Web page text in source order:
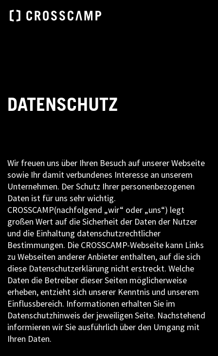
DATENSCHUTZ
Wir freuen uns über Ihren Besuch auf unserer Webseite
sowie Ihr damit verbundenes Interesse an unserem
Unternehmen. Der Schutz Ihrer personenbezogenen
Daten ist für uns sehr wichtig.
CROSSCAMP(nachfolgend „wir“ oder „uns“) legt
großen Wert auf die Sicherheit der Daten der Nutzer
und die Einhaltung datenschutzrechtlicher
Bestimmungen. Die CROSSCAMP-Webseite kann Links
zu Webseiten anderer Anbieter enthalten, auf die sich
diese Datenschutzerklärung nicht erstreckt. Welche
Daten die Betreiber dieser Seiten möglicherweise
erheben, entzieht sich unserer Kenntnis und unserem
Einflussbereich. Informationen erhalten Sie im
Datenschutzhinweis der jeweiligen Seite. Nachstehend
informieren wir Sie ausführlich über den Umgang mit
Ihren Daten.